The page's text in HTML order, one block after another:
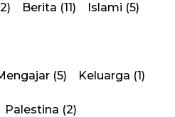
Berita (11) Islami (5)
(5) Keluarga (1)
Palestina (2)